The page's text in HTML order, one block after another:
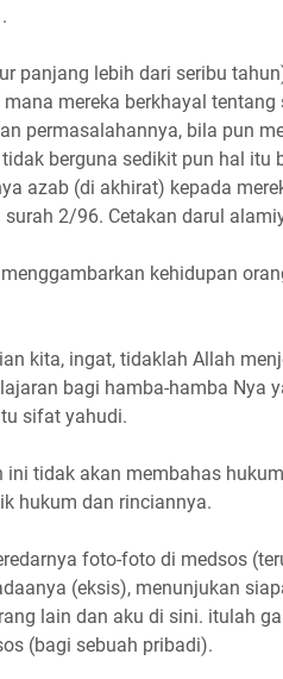
عنهم شيئاً ، و لا دفع عنهم من العذاب شيئاً.
panjang lebih dari seribu
mereka berkhayal
permasalahannya, bila pun
berguna sedikit pun hal itu
azab (di akhirat) kepada
2/96. Cetakan darul
kehidupan
kita, ingat, tidaklah Allah
bagi hamba-hamba Nya
sifat yahudi.
tidak akan membahas
hukum dan rinciannya.
foto-foto di medsos
(eksis), menunjukan
lain dan aku di sini. itulah
(bagi sebuah pribadi).